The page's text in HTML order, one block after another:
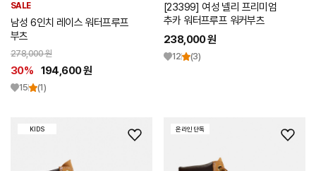
SALE
남성 6인치 레이스 워터프루프
부츠
278,000 원
30% 194,600 원
15 (1)
[23399] 여성 넬리 프리미엄
추카 워터프루프 워커부츠
238,000 원
12 (3)
위
KIDS
위
온라인 단독